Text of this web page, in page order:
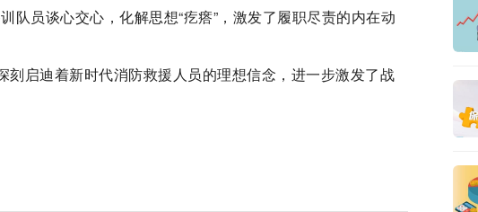
队员谈心交心，化解思想“疙瘩”，激发了履职尽责的内在动
刻启迪着新时代消防救援人员的理想信念，进一步激发了战